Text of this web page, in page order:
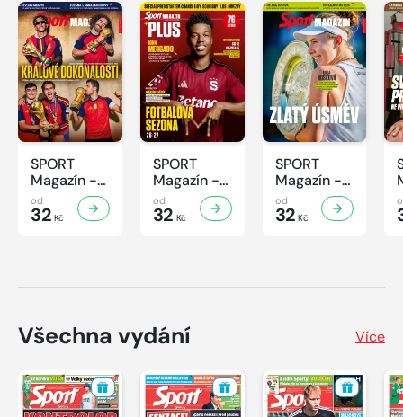
SPORT
Magazín -
31/2026
od
32 Kč
SPORT
Magazín -
30/2026
od
32 Kč
SPORT
Magazín -
29/2026
od
32 Kč
Všechna vydání Více